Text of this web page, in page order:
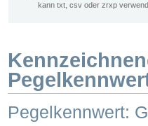
kann txt, csv oder zrxp
Pegelkennwert: